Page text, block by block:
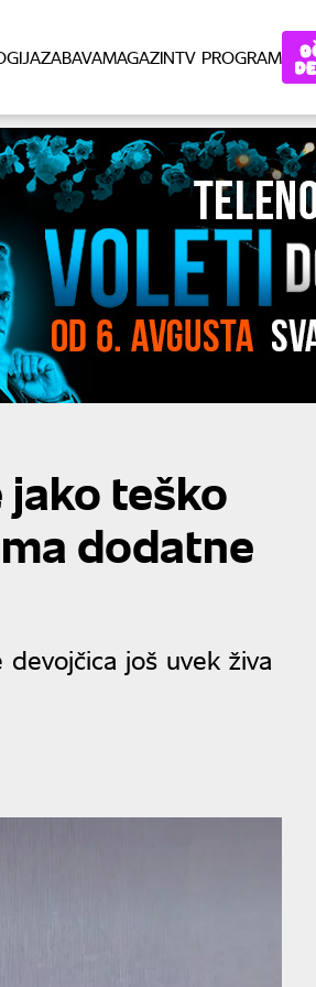
ZABAVAMAGAZINTV PROGRAM
jako teško
dodatne
još uvek živa